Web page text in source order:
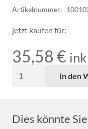
Artikelnummer:
jetzt kaufen für:
35,58 €
Lastrolle
In den
Dies könnte